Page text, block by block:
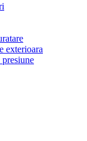
exterioara